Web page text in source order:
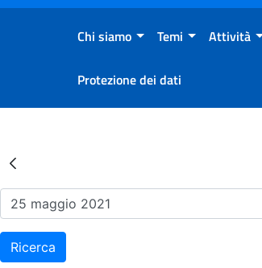
Chi siamo Temi Attività
Protezione dei dati
Risultati della
Ricerca